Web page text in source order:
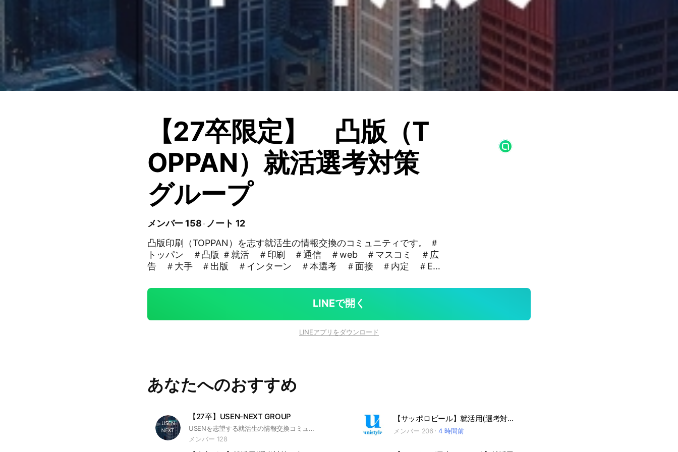
【27卒限定】 凸版（T
OPPAN）就活選考対策
グループ
メンバー 158
ノート 12
凸版印刷（TOPPAN）を志す就活生の情報交換のコミュニティです。 ＃
トッパン ＃凸版 ＃就活 ＃印刷 ＃通信 ＃web ＃マスコミ ＃広
告 ＃大手 ＃出版 ＃インターン ＃本選考 ＃面接 ＃内定 ＃ES
スト
LINEで開く
LINEアプリをダウンロード
あなたへのおすすめ
【27卒】USEN-NEXT GROUP
USENを志望する就活生の情報交換コミュニティです。 #USEN #有線 #u-next #ユーネクスト
メンバー 128
【サッポロビール】就活用(選考対策・企業研究)グループ
メンバー 206 4 時間前